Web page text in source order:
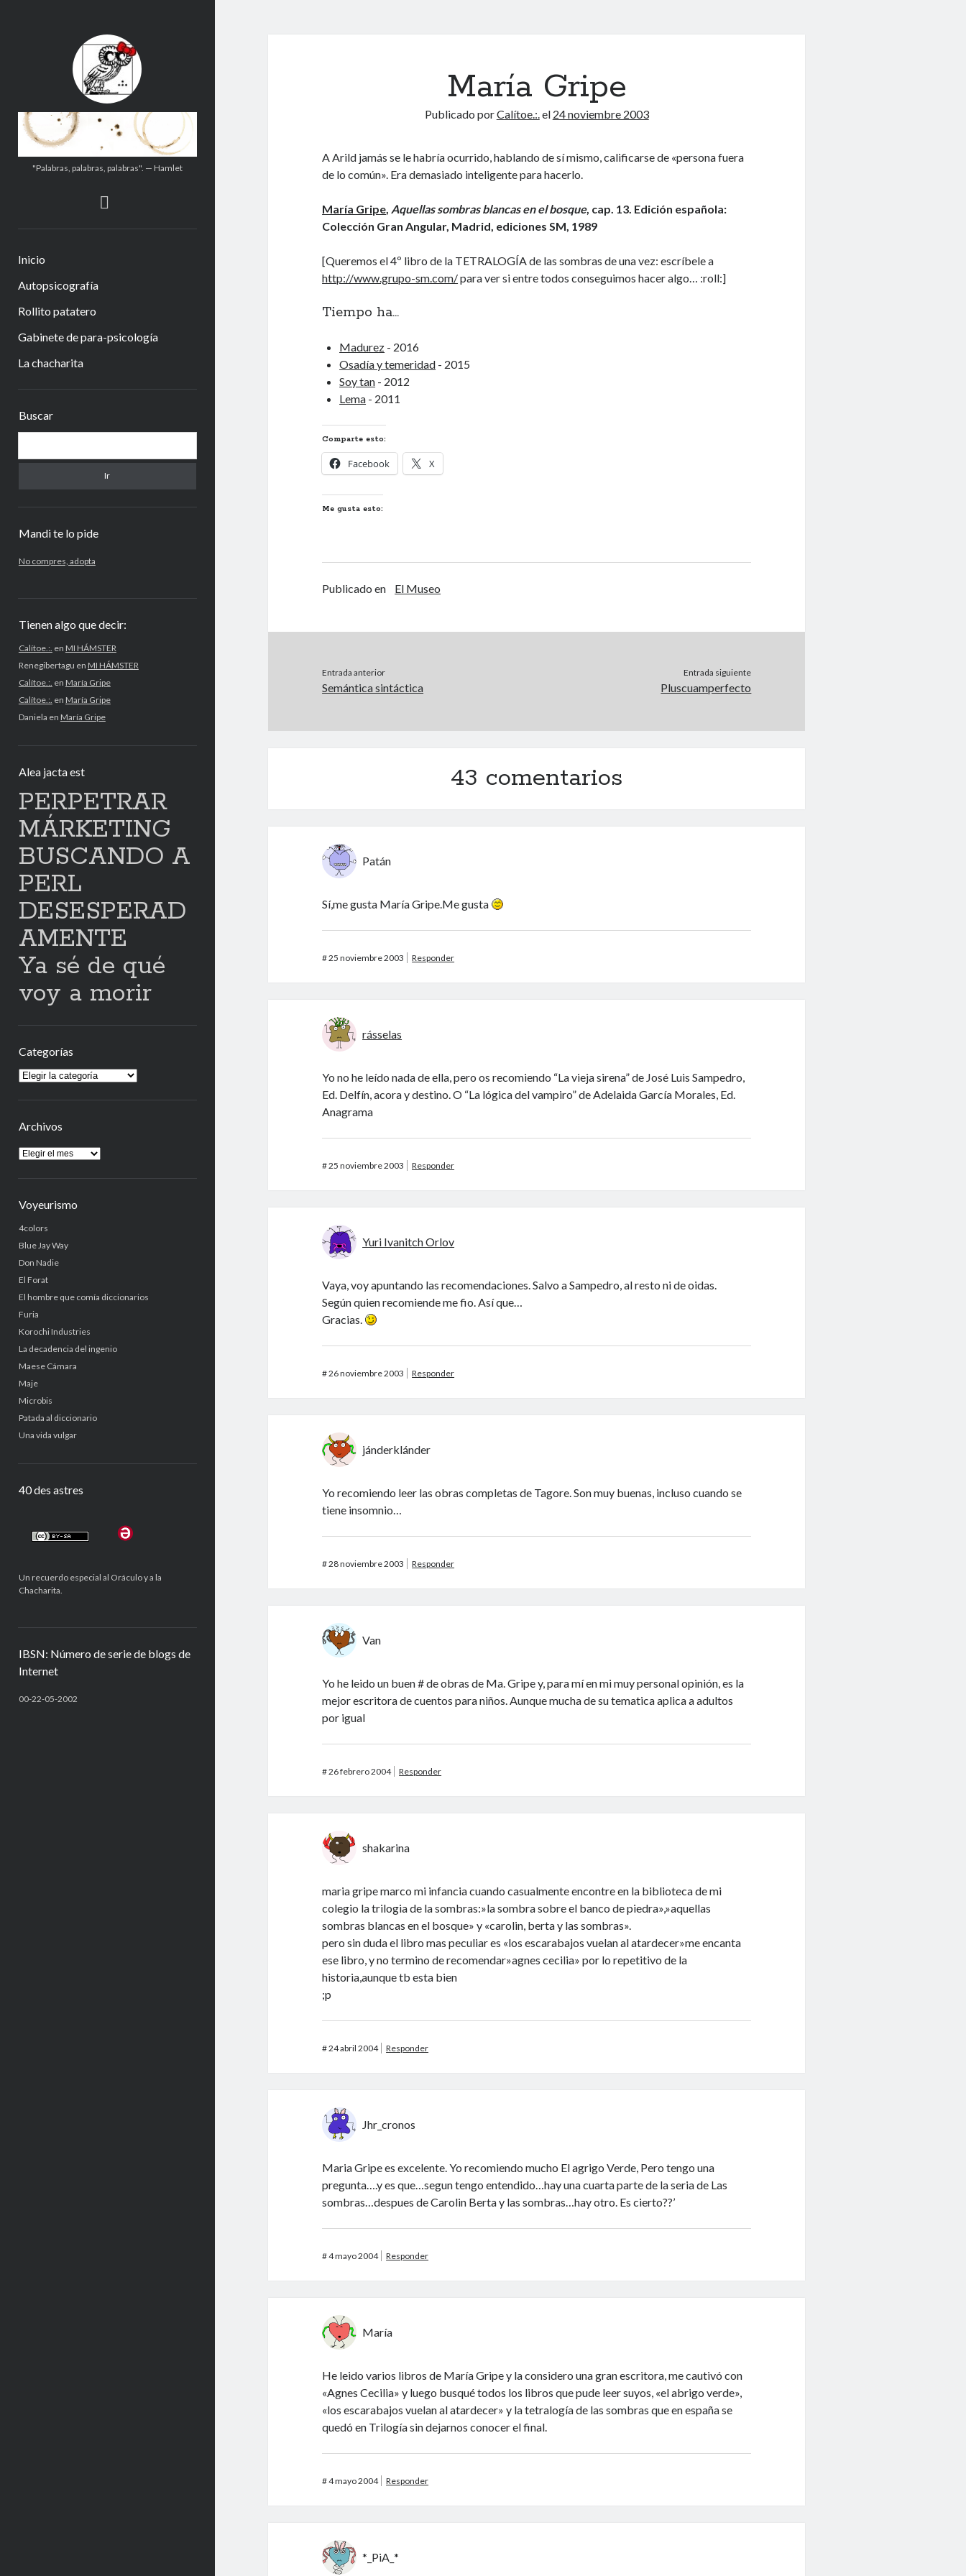
.:.Calito(h)eces.:.
"Palabras, palabras, palabras". — Hamlet
Inicio
Autopsicografía
Rollito patatero
Gabinete de para-psicología
La chacharita
lateral
Buscar
Mandi te lo pide
No compres, adopta
Tienen algo que decir:
Calítoe.:. en MI HÁMSTER
Renegibertagu en MI HÁMSTER
Calítoe.:. en María Gripe
Calítoe.:. en María Gripe
Daniela en María Gripe
Alea jacta est
PERPETRAR
MÁRKETING
BUSCANDO A
PERL
DESESPERAD
AMENTE
Ya sé de qué
voy a morir
Categorías
Categorías
Archivos
Archivos
Voyeurismo
4colors
Blue Jay Way
Don Nadie
El Forat
El hombre que comía diccionarios
Furia
Korochi Industries
La decadencia del ingenio
Maese Cámara
Maje
Microbis
Patada al diccionario
Una vida vulgar
40 des astres
Un recuerdo especial al Oráculo y a la
Chacharita.
IBSN: Número de serie de blogs de
Internet
00-22-05-2002
María Gripe
Publicado porCalítoe.:.el 24 noviembre 2003
A Arild jamás se le habría ocurrido, hablando de sí mismo, calificarse de «persona fuera
de lo común». Era demasiado inteligente para hacerlo.
María Gripe, Aquellas sombras blancas en el bosque, cap. 13. Edición española:
Colección Gran Angular, Madrid, ediciones SM, 1989
[Queremos el 4º libro de la TETRALOGÍA de las sombras de una vez: escríbele a
http://www.grupo-sm.com/para ver si entre todos conseguimos hacer algo… :roll:]
Tiempo ha...
Madurez - 2016
Osadía y temeridad - 2015
Soy tan - 2012
Lema - 2011
Comparte esto:
Facebook X
Me gusta esto:
Publicado en El Museo
Entrada anterior
Semántica sintáctica
Entrada siguiente
Pluscuamperfecto
43 comentarios
Patán
Sí,me gusta María Gripe.Me gusta
#25 noviembre 2003 Responder
rásselas
Yo no he leído nada de ella, pero os recomiendo “La vieja sirena” de José Luis Sampedro,
Ed. Delfín, acora y destino. O “La lógica del vampiro” de Adelaida García Morales, Ed.
Anagrama
#25 noviembre 2003 Responder
Yuri Ivanitch Orlov
Vaya, voy apuntando las recomendaciones. Salvo a Sampedro, al resto ni de oidas.
Según quien recomiende me fio. Así que…
Gracias.
#26 noviembre 2003 Responder
jánderklánder
Yo recomiendo leer las obras completas de Tagore. Son muy buenas, incluso cuando se
tiene insomnio…
#28 noviembre 2003 Responder
Van
Yo he leido un buen # de obras de Ma. Gripe y, para mí en mi muy personal opinión, es la
mejor escritora de cuentos para niños. Aunque mucha de su tematica aplica a adultos
por igual
#26 febrero 2004 Responder
shakarina
maria gripe marco mi infancia cuando casualmente encontre en la biblioteca de mi
colegio la trilogia de la sombras:»la sombra sobre el banco de piedra»,»aquellas
sombras blancas en el bosque» y «carolin, berta y las sombras».
pero sin duda el libro mas peculiar es «los escarabajos vuelan al atardecer»me encanta
ese libro, y no termino de recomendar»agnes cecilia» por lo repetitivo de la
historia,aunque tb esta bien
;p
#24 abril 2004 Responder
Jhr_cronos
Maria Gripe es excelente. Yo recomiendo mucho El agrigo Verde, Pero tengo una
pregunta….y es que…segun tengo entendido…hay una cuarta parte de la seria de Las
sombras…despues de Carolin Berta y las sombras…hay otro. Es cierto??’
#4 mayo 2004 Responder
María
He leido varios libros de María Gripe y la considero una gran escritora, me cautivó con
«Agnes Cecilia» y luego busqué todos los libros que pude leer suyos, «el abrigo verde»,
«los escarabajos vuelan al atardecer» y la tetralogía de las sombras que en españa se
quedó en Trilogía sin dejarnos conocer el final.
#4 mayo 2004 Responder
*_PiA_*